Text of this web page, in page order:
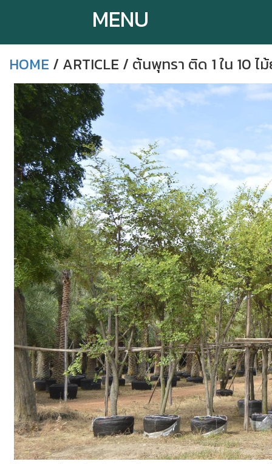
MENU
HOME / ARTICLE / ต้นพุทรา ติด 1 ใน 10